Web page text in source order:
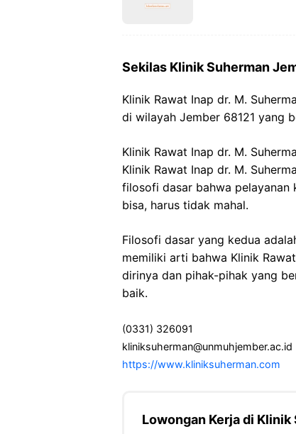
Sekilas Klinik Suherman
Klinik Rawat Inap dr. M.
di wilayah Jember 68121 yang
Klinik Rawat Inap dr. M.
Klinik Rawat Inap dr. M.
filosofi dasar bahwa pelayanan
bisa, harus tidak mahal.
Filosofi dasar yang kedua
memiliki arti bahwa Klinik
dirinya dan pihak-pihak yang
baik.
(0331) 326091
kliniksuherman@unmuhjember.ac.id
https://www.kliniksuherman.com
Lowongan Kerja di